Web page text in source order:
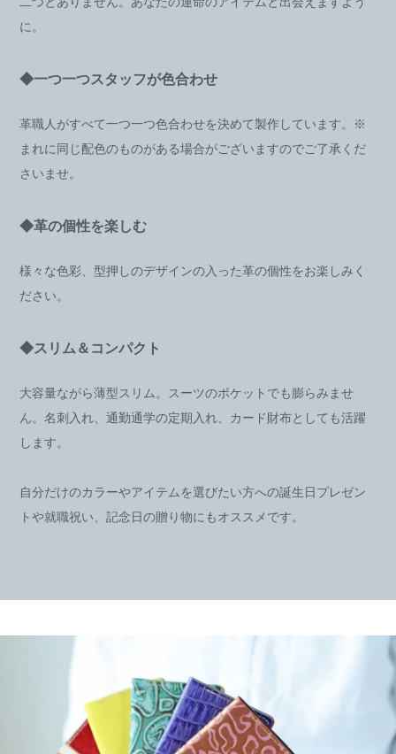
に。
◆一つ一つスタッフが色合わせ
革職人がすべて一つ一つ色合わせを決めて製作しています。※
まれに同じ配色のものがある場合がございますのでご了承くだ
さいませ。
◆革の個性を楽しむ
様々な色彩、型押しのデザインの入った革の個性をお楽しみく
ださい。
◆スリム＆コンパクト
大容量ながら薄型スリム。スーツのポケットでも膨らみませ
ん。名刺入れ、通勤通学の定期入れ、カード財布としても活躍
します。
自分だけのカラーやアイテムを選びたい方への誕生日プレゼン
トや就職祝い、記念日の贈り物にもオススメです。